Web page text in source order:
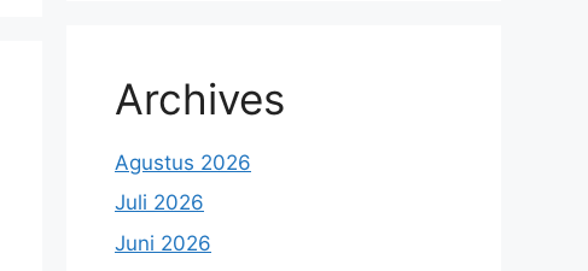
Archives
Agustus 2026
Juli 2026
Juni 2026